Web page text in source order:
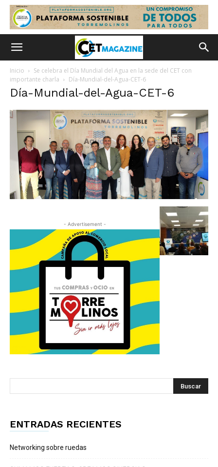
Inicio
Se celebra el Día Mundial del Agua en la sede del CET con
importante charla
Día-Mundial-del-Agua-CET-6
Día-Mundial-del-Agua-CET-6
- Advertisement -
ENTRADAS RECIENTES
Networking sobre ruedas